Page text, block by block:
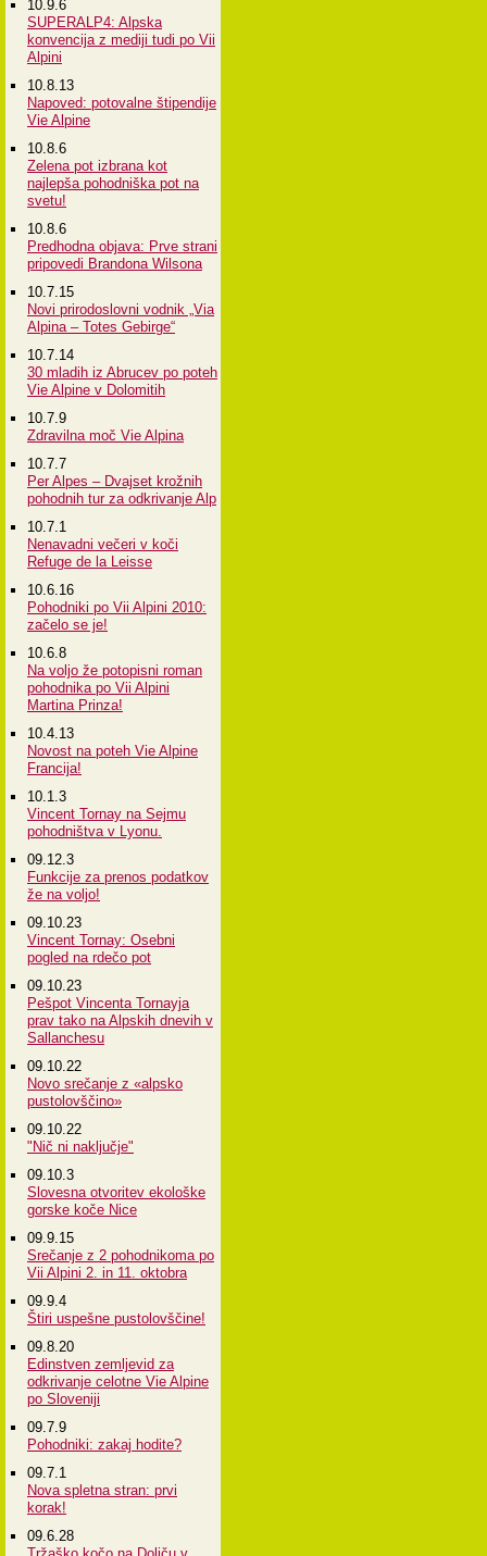
10.9.6
SUPERALP4: Alpska
konvencija z mediji tudi po Vii
Alpini
10.8.13
Napoved: potovalne štipendije
Vie Alpine
10.8.6
Zelena pot izbrana kot
najlepša pohodniška pot na
svetu!
10.8.6
Predhodna objava: Prve strani
pripovedi Brandona Wilsona
10.7.15
Novi prirodoslovni vodnik „Via
Alpina – Totes Gebirge“
10.7.14
30 mladih iz Abrucev po poteh
Vie Alpine v Dolomitih
10.7.9
Zdravilna moč Vie Alpina
10.7.7
Per Alpes – Dvajset krožnih
pohodnih tur za odkrivanje Alp
10.7.1
Nenavadni večeri v koči
Refuge de la Leisse
10.6.16
Pohodniki po Vii Alpini 2010:
začelo se je!
10.6.8
Na voljo že potopisni roman
pohodnika po Vii Alpini
Martina Prinza!
10.4.13
Novost na poteh Vie Alpine
Francija!
10.1.3
Vincent Tornay na Sejmu
pohodništva v Lyonu.
09.12.3
Funkcije za prenos podatkov
že na voljo!
09.10.23
Vincent Tornay: Osebni
pogled na rdečo pot
09.10.23
Pešpot Vincenta Tornayja
prav tako na Alpskih dnevih v
Sallanchesu
09.10.22
Novo srečanje z «alpsko
pustolovščino»
09.10.22
"Nič ni naključje"
09.10.3
Slovesna otvoritev ekološke
gorske koče Nice
09.9.15
Srečanje z 2 pohodnikoma po
Vii Alpini 2. in 11. oktobra
09.9.4
Štiri uspešne pustolovščine!
09.8.20
Edinstven zemljevid za
odkrivanje celotne Vie Alpine
po Sloveniji
09.7.9
Pohodniki: zakaj hodite?
09.7.1
Nova spletna stran: prvi
korak!
09.6.28